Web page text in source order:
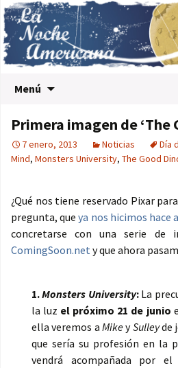
Menú
Primera imagen de ‘The
7 enero, 2013 Noticias Día
Mind, Monsters University, The Good
¿Qué nos tiene reservado Pixar
pregunta, queya nos hicimos hace
concretarse con una serie de
ComingSoon.net y que ahora
1.Monsters University:La
la luz el próximo 21 de junio
ella veremos a MikeySulleyde
que sería su profesión en la
vendrá acompañada por